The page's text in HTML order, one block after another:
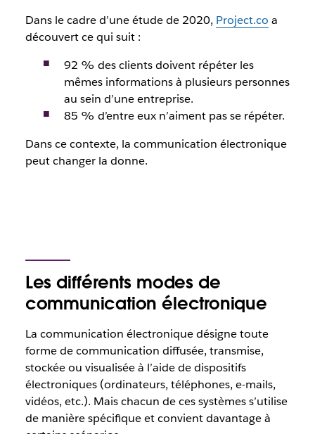
Dans le cadre d’une étude de 2020, Project.co a
découvert ce qui suit :
92 % des clients doivent répéter les
mêmes informations à plusieurs personnes
au sein d’une entreprise.
85 % d’entre eux n’aiment pas se répéter.
Dans ce contexte, la communication électronique
peut changer la donne.
Les différents modes de
communication électronique
La communication électronique désigne toute
forme de communication diffusée, transmise,
stockée ou visualisée à l’aide de dispositifs
électroniques (ordinateurs, téléphones, e-mails,
vidéos, etc.). Mais chacun de ces systèmes s’utilise
de manière spécifique et convient davantage à